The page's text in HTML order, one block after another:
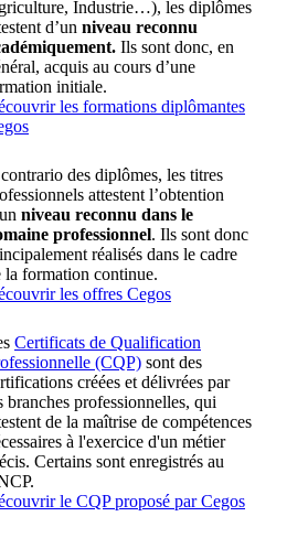
Industrie…), les diplômes
d’un niveau reconnu
Ils sont donc, en
acquis au cours d’une
initiale.
les formations diplômantes
des diplômes, les titres
attestent l’obtention
niveau reconnu dans le
professionnel. Ils sont donc
réalisés dans le cadre
la formation continue.
les offres Cegos
Certificats de Qualification
(CQP) sont des
créées et délivrées par
branches professionnelles, qui
de la maîtrise de compétences
à l'exercice d'un métier
Certains sont enregistrés au
le CQP proposé par Cegos